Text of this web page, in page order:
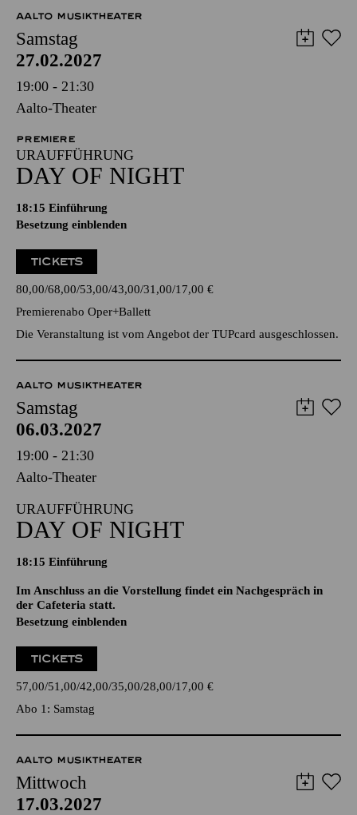
AALTO MUSIKTHEATER
Samstag
27.02.2027
19:00 - 21:30
Aalto-Theater
PREMIERE
URAUFFÜHRUNG
DAY OF NIGHT
18:15 Einführung
Besetzung einblenden
TICKETS
80,00 68,00 53,00 43,00 31,00 17,00 €
Premierenabo Oper+Ballett
Die Veranstaltung ist vom Angebot der TUPcard ausgeschlossen.
AALTO MUSIKTHEATER
Samstag
06.03.2027
19:00 - 21:30
Aalto-Theater
URAUFFÜHRUNG
DAY OF NIGHT
18:15 Einführung
Im Anschluss an die Vorstellung findet ein Nachgespräch in
der Cafeteria statt.
Besetzung einblenden
TICKETS
57,00 51,00 42,00 35,00 28,00 17,00 €
Abo 1: Samstag
AALTO MUSIKTHEATER
Mittwoch
17.03.2027